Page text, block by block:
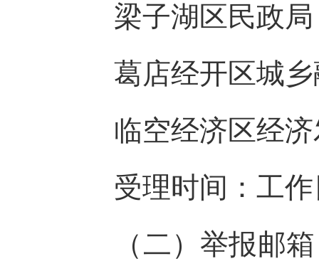
梁子湖区民政局
葛店经开区城乡
临空经济区经济
受理时间：工作
（二）举报邮箱：